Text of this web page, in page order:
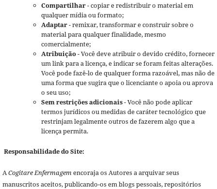
Compartilhar- copiar e redistribuir o material em
qualquer mídia ou formato;
Adaptar- remixar, transformar e construir sobre o
material para qualquer finalidade, mesmo
comercialmente;
Atribuição- Você deve atribuir o devido crédito, fornecer
um link para a licença, e indicar se foram feitas alterações.
Você pode fazê-lo de qualquer forma razoável, mas não de
uma forma que sugira que o licenciante o apoia ou aprova
o seu uso;
Sem restrições adicionais- Você não pode aplicar
termos jurídicos ou medidas de caráter tecnológico que
restrinjam legalmente outros de fazerem algo que a
licença permita.
Responsabilidade do Site:
ACogitare Enfermagemencoraja os Autores a arquivar seus
manuscritos aceitos, publicando-os em blogs pessoais, repositórios